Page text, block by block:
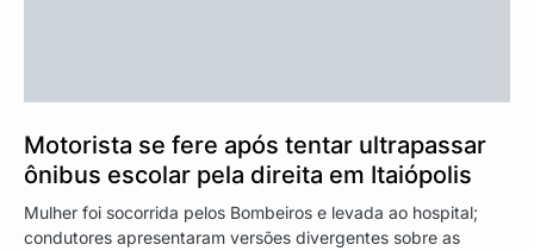
Motorista se fere após tentar ultrapassar
ônibus escolar pela direita em Itaiópolis
Mulher foi socorrida pelos Bombeiros e levada ao hospital;
condutores apresentaram versões divergentes sobre as